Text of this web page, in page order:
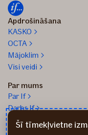
Apdrošināšana
KASKO
OCTA
Mājoklim
Visi veidi
Par mums
Par If
Darbs If
Medijiem
Šī tīmekļvietne